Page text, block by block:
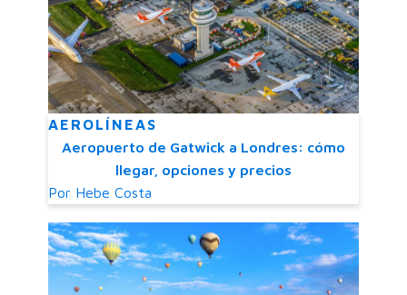
AEROLÍNEAS
Aeropuerto de Gatwick a Londres: cómo
llegar, opciones y precios
Por Hebe Costa